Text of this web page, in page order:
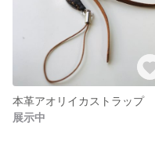
展示中